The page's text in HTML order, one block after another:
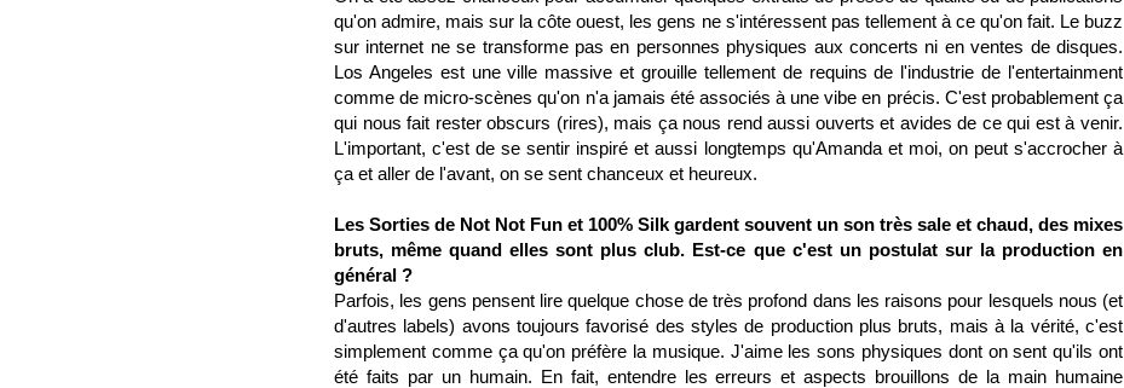
qu'on admire, mais sur la côte ouest, les gens ne s'intéressent pas tellement à ce qu'on fait. Le buzz
sur internet ne se transforme pas en personnes physiques aux concerts ni en ventes de disques.
Los Angeles est une ville massive et grouille tellement de requins de l'industrie de l'entertainment
comme de micro-scènes qu'on n'a jamais été associés à une vibe en précis. C'est probablement ça
qui nous fait rester obscurs (rires), mais ça nous rend aussi ouverts et avides de ce qui est à venir.
L'important, c'est de se sentir inspiré et aussi longtemps qu'Amanda et moi, on peut s'accrocher à
ça et aller de l'avant, on se sent chanceux et heureux.
Les Sorties de Not Not Fun et 100% Silk gardent souvent un son très sale et chaud, des mixes
bruts, même quand elles sont plus club. Est-ce que c'est un postulat sur la production en
général ?
Parfois, les gens pensent lire quelque chose de très profond dans les raisons pour lesquels nous (et
d'autres labels) avons toujours favorisé des styles de production plus bruts, mais à la vérité, c'est
simplement comme ça qu'on préfère la musique. J'aime les sons physiques dont on sent qu'ils ont
été faits par un humain. En fait, entendre les erreurs et aspects brouillons de la main humaine